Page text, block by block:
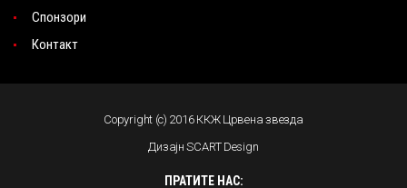
Спонзори
Контакт
Copyright (c) 2016 ККЖ Црвена звезда
Дизајн SCART Design
ПРАТИТЕ НАС: